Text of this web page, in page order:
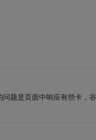
题是页面中响应有些卡，